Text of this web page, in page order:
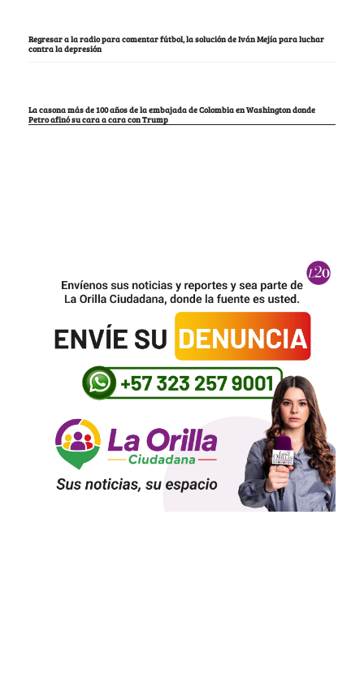
Regresar a la radio para comentar fútbol, la solución de Iván Mejía para luchar
contra la depresión
La casona más de 100 años de la embajada de Colombia en Washington donde
Petro afinó su cara a cara con Trump